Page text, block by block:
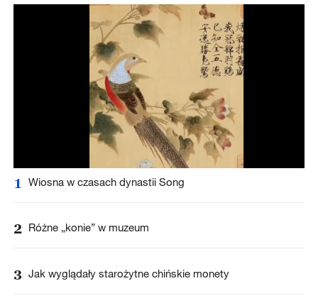
1 Wiosna w czasach dynastii Song
2 Różne „konie” w muzeum
3 Jak wyglądały starożytne chińskie monety